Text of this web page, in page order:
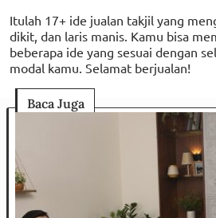
Itulah 17+ ide jualan takjil yang
dikit, dan laris manis. Kamu bisa
beberapa ide yang sesuai dengan
modal kamu. Selamat berjualan!
Baca Juga